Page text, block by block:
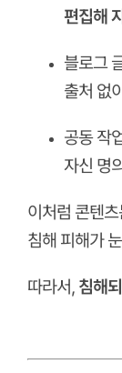
편집해
블로그
출처 없
공동 작
자신 명
이처럼 콘텐
침해 피해가
따라서, 침해